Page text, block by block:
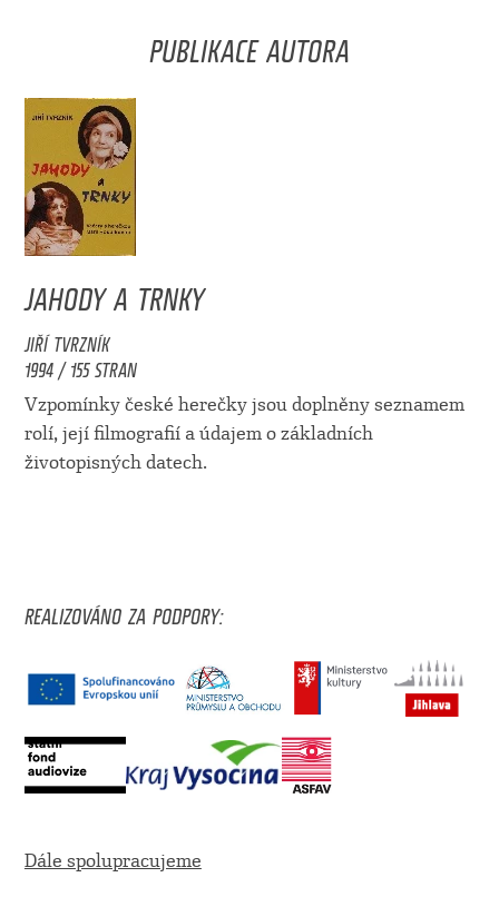
PUBLIKACE AUTORA
JAHODY A TRNKY
JIŘÍ TVRZNÍK
1994 / 155 STRAN
Vzpomínky české herečky jsou doplněny seznamem
rolí, její filmografií a údajem o základních
životopisných datech.
REALIZOVÁNO ZA PODPORY:
Dále spolupracujeme